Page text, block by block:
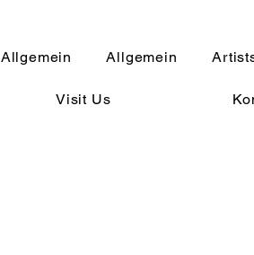
Allgemein Allgemein
Visit Us